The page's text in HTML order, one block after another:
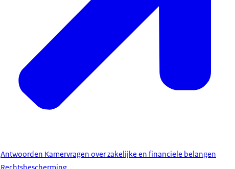
Antwoorden Kamervragen over zakelijke en financiele belangen